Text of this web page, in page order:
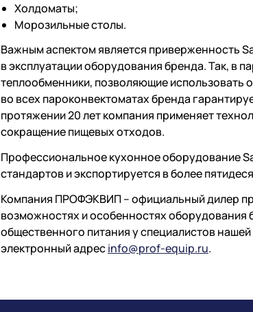
Холдоматы;
Морозильные столы.
Важным аспектом является приверженность
в эксплуатации оборудования бренда. Так, в
теплообменники, позволяющие использовать
во всех пароконвектоматах бренда
протяжении 20 лет компания применяет
сокращение пищевых отходов.
Профессиональное кухонное оборудование
стандартов и экспортируется в более
Компания ПРОФЭКВИП – официальный дилер
возможностях и особенностях оборудования
общественного питания у специалистов
электронный адресinfo@prof-equip.ru.